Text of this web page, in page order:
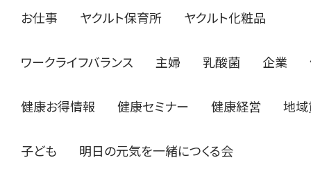
お仕事 ヤクルト保育所 ヤクルト化粧品
ワークライフバランス 主婦 乳酸菌 企業
健康お得情報 健康セミナー 健康経営 地
子ども 明日の元気を一緒につくる会